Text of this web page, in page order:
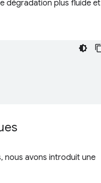
dégradation plus fluide et
nous avons introduit une